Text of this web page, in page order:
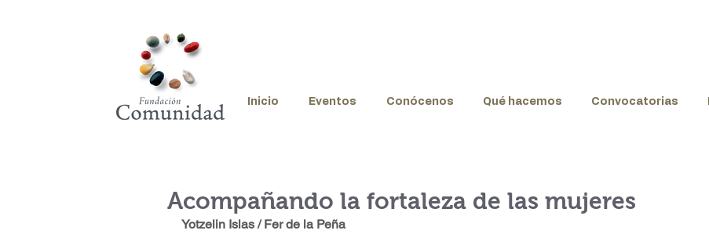
Inicio Eventos Conócenos Qué hacemos Convocatorias
Acompañando la fortaleza de las mujeres
Yotzelin Islas / Fer de la Peña